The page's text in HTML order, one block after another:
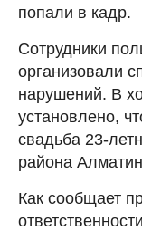
попали в кадр.
Сотрудники
организовали
нарушений. В
установлено,
свадьба 23-
района
Как сообщает